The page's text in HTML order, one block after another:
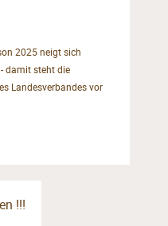
2025 neigt sich
damit steht die
Landesverbandes vor
!!!